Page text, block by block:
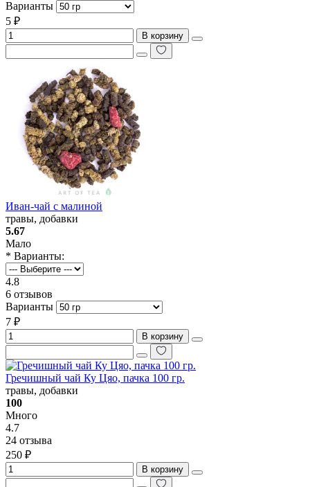
Варианты
5 ₽
В корзину
Иван-чай с малиной
травы, добавки
5.67
Мало
* Варианты:
4.8
6 отзывов
Варианты
7 ₽
В корзину
Гречишный чай Ку Цяо, пачка 100 гр.
травы, добавки
100
Много
4.7
24 отзыва
250 ₽
В корзину